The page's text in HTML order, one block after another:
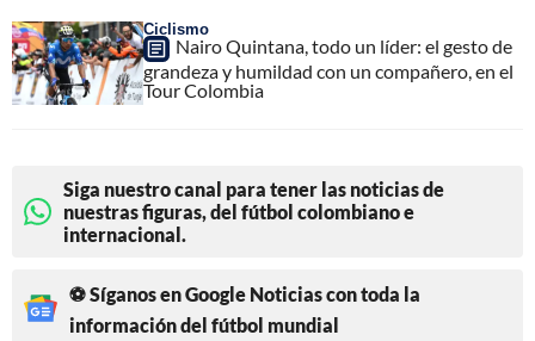
Ciclismo
Nairo Quintana, todo un líder: el gesto de
grandeza y humildad con un compañero, en el
Tour Colombia
Siga nuestro canal para tener las noticias de
nuestras figuras, del fútbol colombiano e
internacional.
⚽ Síganos en Google Noticias con toda la
información del fútbol mundial